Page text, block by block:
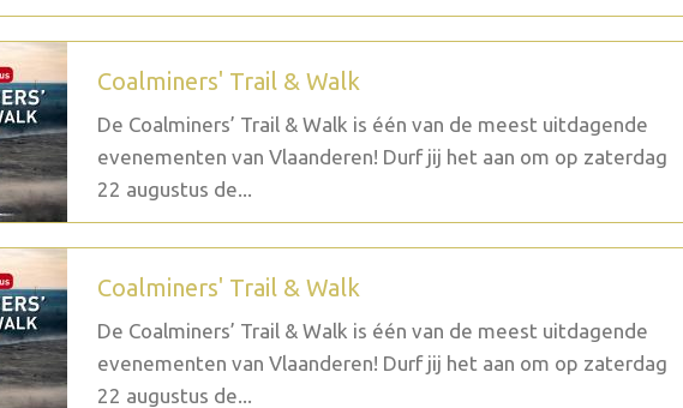
Coalminers' Trail & Walk
De Coalminers’ Trail & Walk is één van de meest uitdagende
evenementen van Vlaanderen! Durf jij het aan om op zaterdag
22 augustus de...
Coalminers' Trail & Walk
De Coalminers’ Trail & Walk is één van de meest uitdagende
evenementen van Vlaanderen! Durf jij het aan om op zaterdag
22 augustus de...